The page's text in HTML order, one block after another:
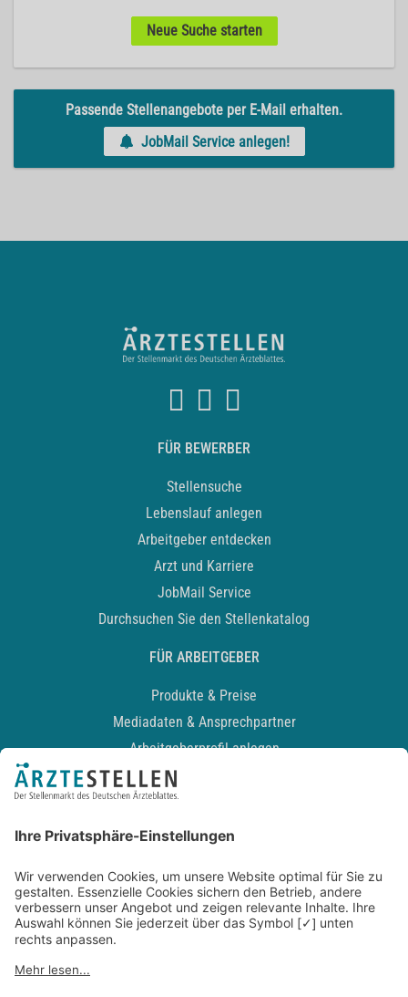
Neue Suche starten
Passende Stellenangebote per E-Mail erhalten.
JobMail Service anlegen!
FÜR BEWERBER
Stellensuche
Lebenslauf anlegen
Arbeitgeber entdecken
Arzt und Karriere
JobMail Service
Durchsuchen Sie den Stellenkatalog
FÜR ARBEITGEBER
Produkte & Preise
Mediadaten & Ansprechpartner
Arbeitgeberprofil anlegen
Recruiting-Podcast
Kontakt
Datenschutz
Newsletter